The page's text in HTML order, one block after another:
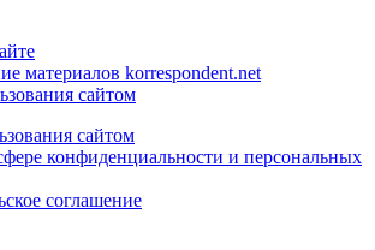
материалов korrespondent.net
сайтом
сайтом
конфиденциальности и персональных
соглашение